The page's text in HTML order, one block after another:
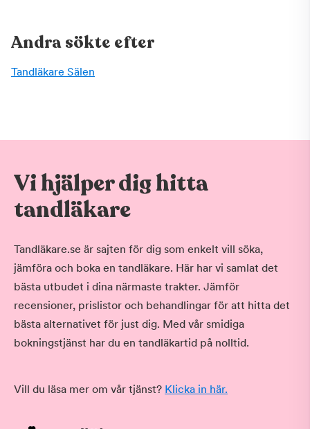
Andra sökte efter
Tandläkare Sälen
Vi hjälper dig hitta
tandläkare
Tandläkare.se är sajten för dig som enkelt vill söka,
jämföra och boka en tandläkare. Här har vi samlat det
bästa utbudet i dina närmaste trakter. Jämför
recensioner, prislistor och behandlingar för att hitta det
bästa alternativet för just dig. Med vår smidiga
bokningstjänst har du en tandläkartid på nolltid.
Vill du läsa mer om vår tjänst? Klicka in här.